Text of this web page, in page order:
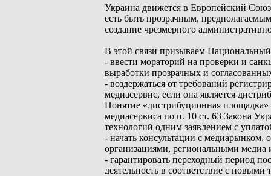
Украина движется в Европейский
есть быть прозрачным,
создание чрезмерного
В этой связи призываем Национальный
- ввести мораторий на проверки и
выработки прозрачных и
- воздержаться от требований
медиасервис, если она является
Понятие «дистрибуционная площадка»
медиасервиса по п. 10 ст. 63 Закона
технологий одним заявлением с
- начать консультации с
организациями, региональными медиа
- гарантировать переходный период
деятельность в соответствие с